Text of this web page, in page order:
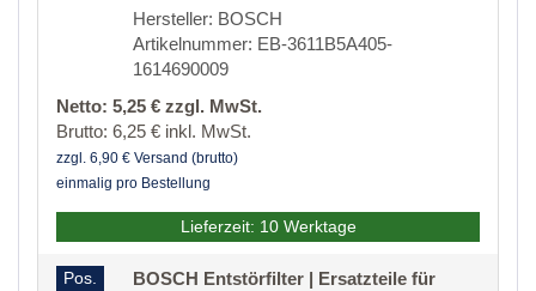
Hersteller: BOSCH
Artikelnummer: EB-3611B5A405-
1614690009
Netto: 5,25 € zzgl. MwSt.
Brutto: 6,25 € inkl. MwSt.
zzgl. 6,90 € Versand (brutto)
einmalig pro Bestellung
Lieferzeit: 10 Werktage
Pos.
BOSCH Entstörfilter | Ersatzteile für